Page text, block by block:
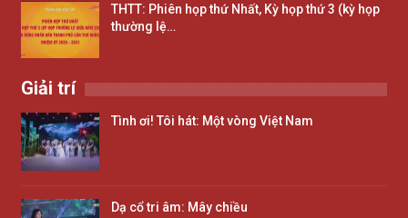
THTT: Phiên họp thứ Nhất, Kỳ họp thứ 3 (kỳ họp
thường lệ…
Giải trí
Tình ơi! Tôi hát: Một vòng Việt Nam
Dạ cổ tri âm: Mây chiều